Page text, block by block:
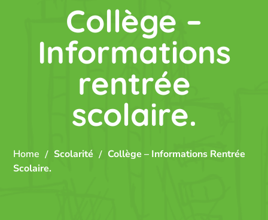
Collège –
Informations
rentrée
scolaire.
Home Scolarité
Collège – Informations Rentrée
Scolaire.